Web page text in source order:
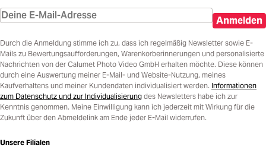
Anmelden
Durch die Anmeldung stimme ich zu, dass ich regelmäßig Newsletter sowie E-
Mails zu Bewertungsaufforderungen, Warenkorberinnerungen und personalisierte
Nachrichten von der Calumet Photo Video GmbH erhalten möchte. Diese können
durch eine Auswertung meiner E-Mail- und Website-Nutzung, meines
Kaufverhaltens und meiner Kundendaten individualisiert werden. Informationen
zum Datenschutz und zur Individualisierung des Newsletters habe ich zur
Kenntnis genommen. Meine Einwilligung kann ich jederzeit mit Wirkung für die
Zukunft über den Abmeldelink am Ende jeder E-Mail widerrufen.
Unsere Filialen